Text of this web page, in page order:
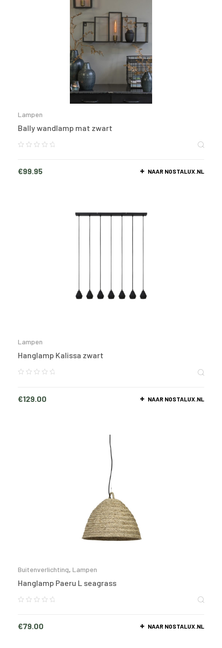
Lampen
Bally wandlamp mat zwart
€99.95 NAAR NOSTALUX.NL
Lampen
Hanglamp Kalissa zwart
€129.00 NAAR NOSTALUX.NL
Buitenverlichting, Lampen
Hanglamp Paeru L seagrass
€79.00 NAAR NOSTALUX.NL